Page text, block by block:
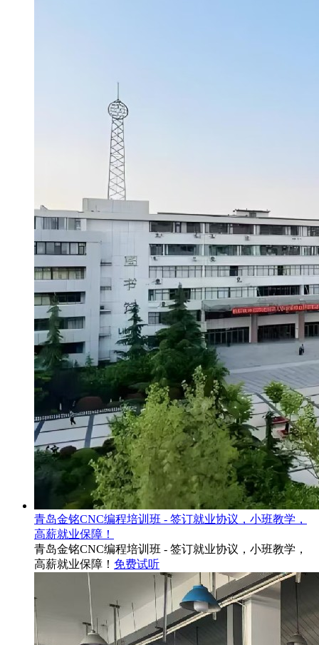
青岛金铭CNC编程培训班 - 签订就业协议，小班教学，
高薪就业保障！
青岛金铭CNC编程培训班 - 签订就业协议，小班教学，
高薪就业保障！ 免费试听